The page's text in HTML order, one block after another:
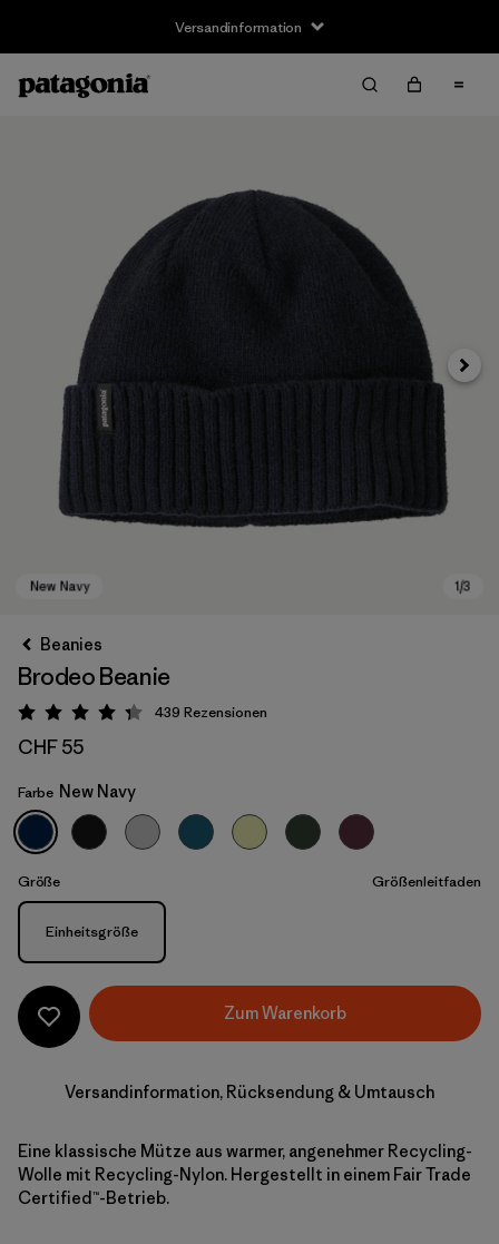
Versandinformation
New Navy
Beanies
Brodeo Beanie
Bewertung: 4.3 / 5
439 Rezensionen
CHF 55
Farbe New Navy
Größe Größenleitfaden
Größe
Einheitsgröße
Zum Warenkorb
Versandinformation, Rücksendung & Umtausch
Eine klassische Mütze aus warmer, angenehmer Recycling-
Wolle mit Recycling-Nylon. Hergestellt in einem Fair Trade
Certified™-Betrieb.